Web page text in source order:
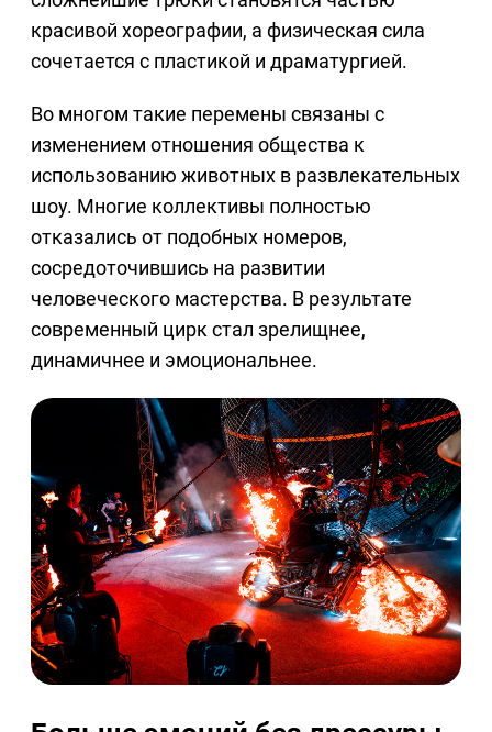
красивой хореографии, а физическая сила
сочетается с пластикой и драматургией.
Во многом такие перемены связаны с
изменением отношения общества к
использованию животных в развлекательных
шоу. Многие коллективы полностью
отказались от подобных номеров,
сосредоточившись на развитии
человеческого мастерства. В результате
современный цирк стал зрелищнее,
динамичнее и эмоциональнее.